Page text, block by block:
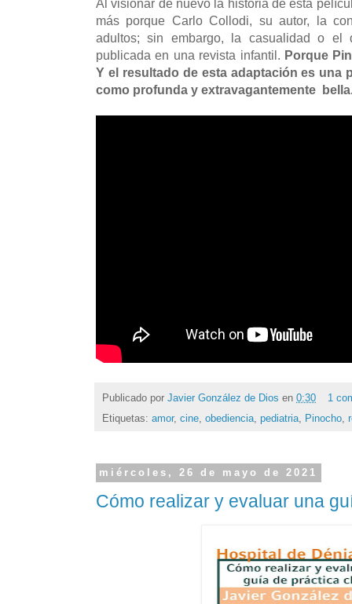
Al visionar de nuevo la historia de esta
más porque Carlo Collodi, su autor, la
adultos; sin embargo, la casualidad o el
publicada en una revista infantil. Porque
Y el resultado de esta adaptación es una
como profunda y extravagantemente
Publicado por Javier González de Dios en 0:30
1
Etiquetas: amor, cine, obediencia, pediatria, Pinocho,
miércoles, 26 de mayo de 2021
Cómo realizar y evaluar una